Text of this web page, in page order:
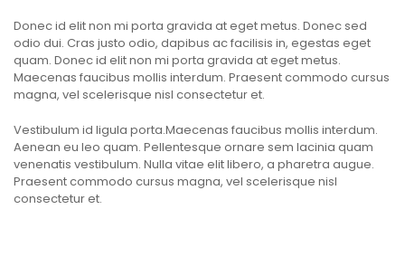
Donec id elit non mi porta gravida at eget metus. Donec sed
odio dui. Cras justo odio, dapibus ac facilisis in, egestas eget
quam. Donec id elit non mi porta gravida at eget metus.
Maecenas faucibus mollis interdum. Praesent commodo cursus
magna, vel scelerisque nisl consectetur et.
Vestibulum id ligula porta.Maecenas faucibus mollis interdum.
Aenean eu leo quam. Pellentesque ornare sem lacinia quam
venenatis vestibulum. Nulla vitae elit libero, a pharetra augue.
Praesent commodo cursus magna, vel scelerisque nisl
consectetur et.